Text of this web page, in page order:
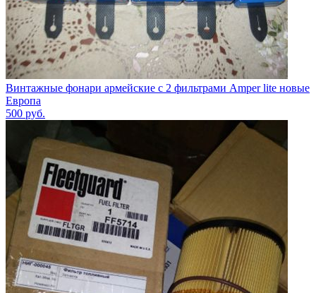
Винтажные фонари армейские с 2 фильтрами Amper lite новые
Европа
500 руб.